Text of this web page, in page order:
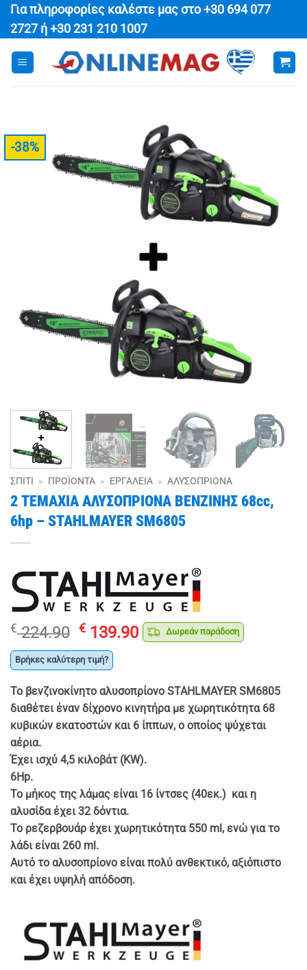
Μετάβαση
στο
περιεχόμενο
Για πληροφορίες καλέστε μας στο +30 694 077
2727 ή +30 231 210 1007
-38%
ΣΠΊΤΙ » ΠΡΟΪΌΝΤΑ » ΕΡΓΑΛΕΊΑ » ΑΛΥΣΟΠΡΊΟΝΑ
2 ΤΕΜΑΧΙΑ ΑΛΥΣΟΠΡΙΟΝΑ ΒΕΝΖΙΝΗΣ 68cc,
6hp – STAHLMAYER SM6805
€224.90 Original
price
was:
€ 139.90Η
τρέχουσα
€ 139.90.
Δωρεάν παράδοση
Βρήκες καλύτερη τιμή?
Το βενζινοκίνητο αλυσοπρίονο STAHLMAYER SM6805
διαθέτει έναν δίχρονο κινητήρα με χωρητικότητα 68
κυβικών εκατοστών και 6 ίππων, ο οποίος ψύχεται
αέρια.
Έχει ισχύ 4,5 κιλοβάτ (KW).
6Hp.
Το μήκος της λάμας είναι 16 ίντσες (40εκ.) και η
αλυσίδα έχει 32 δόντια.
Το ρεζερβουάρ έχει χωρητικότητα 550 ml, ενώ για το
λάδι είναι 260 ml.
Αυτό το αλυσοπρίονο είναι πολύ ανθεκτικό, αξιόπιστο
και έχει υψηλή απόδοση.